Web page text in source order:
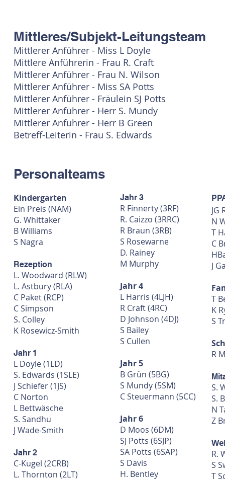
Mittleres/Subjekt-Leitungsteam
Mittlerer Anführer - Miss L Doyle
Mittlere Anführerin - Frau R. Craft
Mittlerer Anführer - Frau N. Wilson
Mittlerer Anführer - Miss SA Potts
Mittlerer Anführer - Fräulein SJ Potts
Mittlerer Anführer - Herr S. Mundy
Mittlerer Anführer - Herr B Green
Betreff-Leiterin - Frau S. Edwards
Personalteams
Kindergarten
Ein Preis (NAM)
G. Whittaker
B Williams
S Nagra
Rezeption
L. Woodward (RLW)
L. Astbury (RLA)
C Paket (RCP)
C Simpson
S. Colley
K Rosewicz-Smith
Jahr 1
L Doyle (1LD)
S. Edwards (1SLE)
J Schiefer (1JS)
C Norton
L Bettwäsche
S. Sandhu
J Wade-Smith
Jahr 2
C-Kugel (2CRB)
L. Thornton (2LT)
Jahr 3
R Finnerty (3RF)
R. Caizzo (3RRC)
R Braun (3RB)
S Rosewarne
D. Rainey
M Murphy
Jahr 4
L Harris (4LJH)
R Craft (4RC)
D Johnson (4DJ)
S Bailey
S Cullen
Jahr 5
B Grün (5BG)
S Mundy (5SM)
C Steuermann (5CC)
Jahr 6
D Moos (6DM)
SJ Potts (6SJP)
SA Potts (6SAP)
S Davis
H. Bentley
JG
N
T
C
J
T
K
S
R
S.
S.
N
Z
R.
S
T